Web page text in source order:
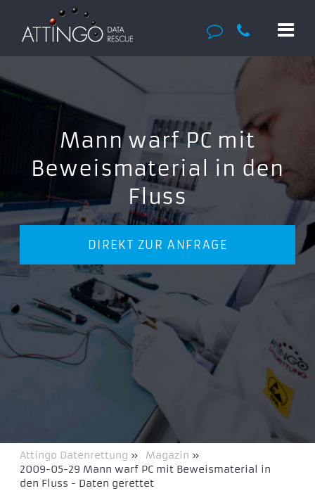
Mann warf PC mit
Beweismaterial in den
Fluss
DIREKT ZUR ANFRAGE
Attingo Datenrettung » Magazin »
2009-05-29 Mann warf PC mit Beweismaterial in
den Fluss - Daten gerettet